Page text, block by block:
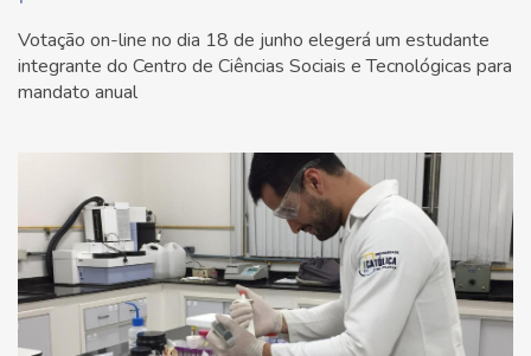
Votação on-line no dia 18 de junho elegerá um estudante
integrante do Centro de Ciências Sociais e Tecnológicas para
mandato anual